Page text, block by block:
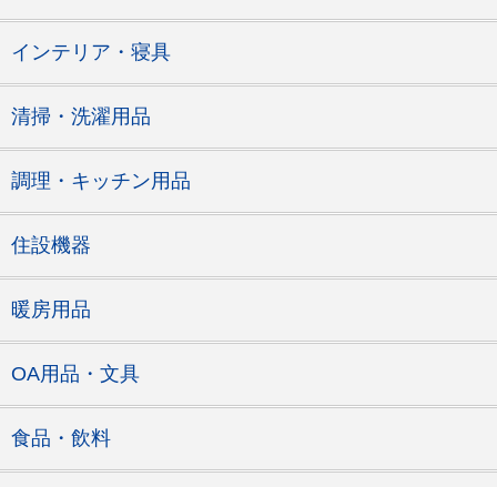
インテリア・寝具
清掃・洗濯用品
調理・キッチン用品
住設機器
暖房用品
OA用品・文具
食品・飲料